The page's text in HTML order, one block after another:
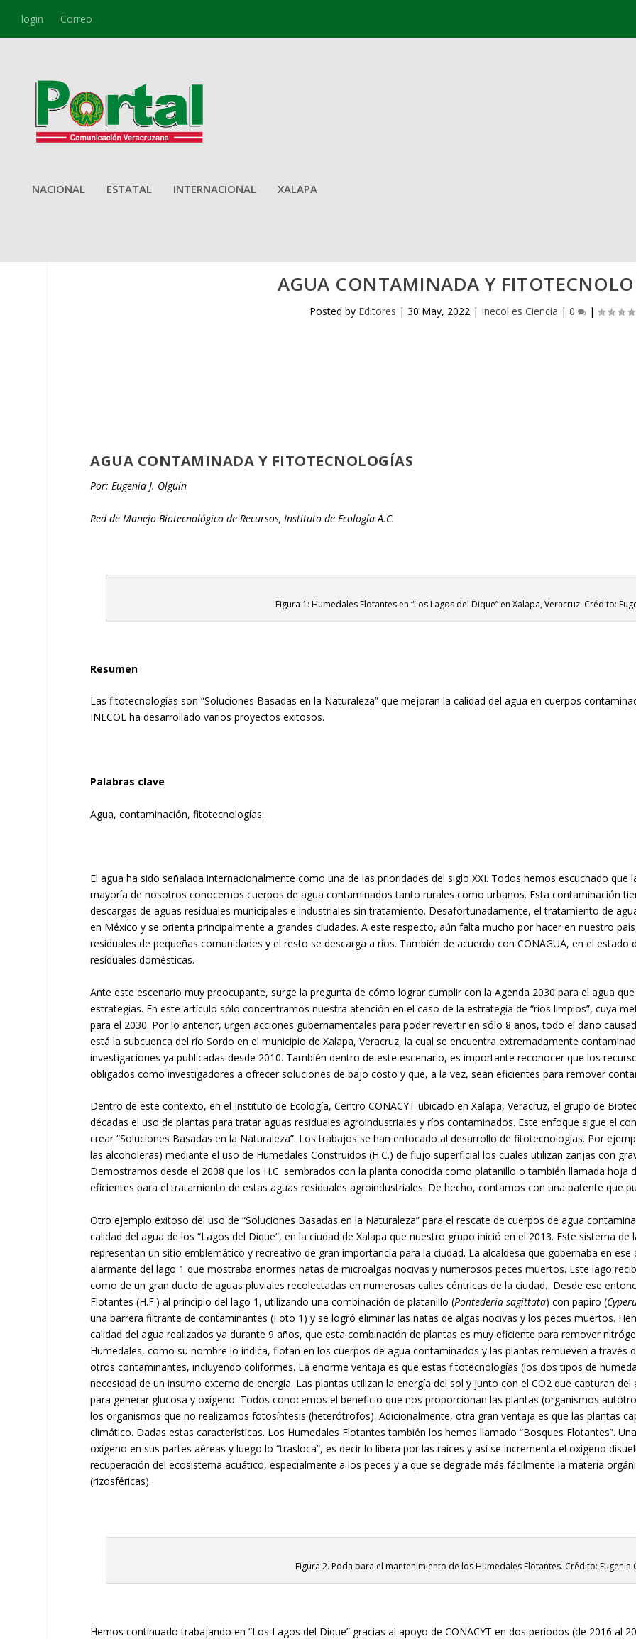
login Correo
NACIONAL ESTATAL INTERNACIONAL XALAPA
AGUA CONTAMINADA Y
Posted by Editores | 30 May, 2022 | Inecol es Ciencia | 0 |
AGUA CONTAMINADA Y FITOTECNOLOGÍAS
Por: Eugenia J. Olguín
Red de Manejo Biotecnológico de Recursos, Instituto de Ecología A.C.
Figura 1: Humedales Flotantes en “Los Lagos del Dique” en Xalapa, Veracruz. Crédito:
Resumen
Las fitotecnologías son “Soluciones Basadas en la Naturaleza” que mejoran la calidad del agua en cuerpos
INECOL ha desarrollado varios proyectos exitosos.
Palabras clave
Agua, contaminación, fitotecnologías.
El agua ha sido señalada internacionalmente como una de las prioridades del siglo XXI. Todos hemos escuchado
mayoría de nosotros conocemos cuerpos de agua contaminados tanto rurales como urbanos. Esta contaminación
descargas de aguas residuales municipales e industriales sin tratamiento. Desafortunadamente, el tratamiento de
en México y se orienta principalmente a grandes ciudades. A este respecto, aún falta mucho por hacer en nuestro
residuales de pequeñas comunidades y el resto se descarga a ríos. También de acuerdo con CONAGUA, en el
residuales domésticas.
Ante este escenario muy preocupante, surge la pregunta de cómo lograr cumplir con la Agenda 2030 para el agua
estrategias. En este artículo sólo concentramos nuestra atención en el caso de la estrategia de “ríos limpios”, cuya
para el 2030. Por lo anterior, urgen acciones gubernamentales para poder revertir en sólo 8 años, todo el daño
está la subcuenca del río Sordo en el municipio de Xalapa, Veracruz, la cual se encuentra extremadamente
investigaciones ya publicadas desde 2010. También dentro de este escenario, es importante reconocer que los
obligados como investigadores a ofrecer soluciones de bajo costo y que, a la vez, sean eficientes para remover
Dentro de este contexto, en el Instituto de Ecología, Centro CONACYT ubicado en Xalapa, Veracruz, el grupo de
décadas el uso de plantas para tratar aguas residuales agroindustriales y ríos contaminados. Este enfoque sigue el
crear “Soluciones Basadas en la Naturaleza”. Los trabajos se han enfocado al desarrollo de fitotecnologías. Por
las alcoholeras) mediante el uso de Humedales Construidos (H.C.) de flujo superficial los cuales utilizan zanjas con
Demostramos desde el 2008 que los H.C. sembrados con la planta conocida como platanillo o también llamada hoja
eficientes para el tratamiento de estas aguas residuales agroindustriales. De hecho, contamos con una patente que
Otro ejemplo exitoso del uso de “Soluciones Basadas en la Naturaleza” para el rescate de cuerpos de agua
calidad del agua de los “Lagos del Dique”, en la ciudad de Xalapa que nuestro grupo inició en el 2013. Este sistema
representan un sitio emblemático y recreativo de gran importancia para la ciudad. La alcaldesa que gobernaba en
alarmante del lago 1 que mostraba enormes natas de microalgas nocivas y numerosos peces muertos. Este lago
como de un gran ducto de aguas pluviales recolectadas en numerosas calles céntricas de la ciudad. Desde ese
Flotantes (H.F.) al principio del lago 1, utilizando una combinación de platanillo (Pontederia sagittata) con papiro (
una barrera filtrante de contaminantes (Foto 1) y se logró eliminar las natas de algas nocivas y los peces muertos.
calidad del agua realizados ya durante 9 años, que esta combinación de plantas es muy eficiente para remover
Humedales, como su nombre lo indica, flotan en los cuerpos de agua contaminados y las plantas remueven a través
otros contaminantes, incluyendo coliformes. La enorme ventaja es que estas fitotecnologías (los dos tipos de
necesidad de un insumo externo de energía. Las plantas utilizan la energía del sol y junto con el CO2 que capturan del
para generar glucosa y oxígeno. Todos conocemos el beneficio que nos proporcionan las plantas (organismos
los organismos que no realizamos fotosíntesis (heterótrofos). Adicionalmente, otra gran ventaja es que las plantas
climático. Dadas estas características. Los Humedales Flotantes también los hemos llamado “Bosques Flotantes”.
oxígeno en sus partes aéreas y luego lo “trasloca”, es decir lo libera por las raíces y así se incrementa el oxígeno
recuperación del ecosistema acuático, especialmente a los peces y a que se degrade más fácilmente la materia
(rizosféricas).
Figura 2. Poda para el mantenimiento de los Humedales Flotantes. Crédito: Eugenia
Hemos continuado trabajando en “Los Lagos del Dique” gracias al apoyo de CONACYT en dos períodos (de 2016 al